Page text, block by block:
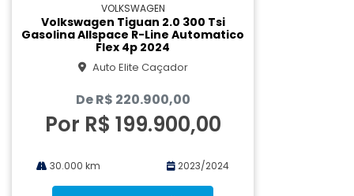
VOLKSWAGEN
Volkswagen Tiguan 2.0 300 Tsi
Gasolina Allspace R-Line Automatico
Flex 4p 2024
Auto Elite Caçador
De R$ 220.900,00
Por R$ 199.900,00
30.000 km 2023/2024